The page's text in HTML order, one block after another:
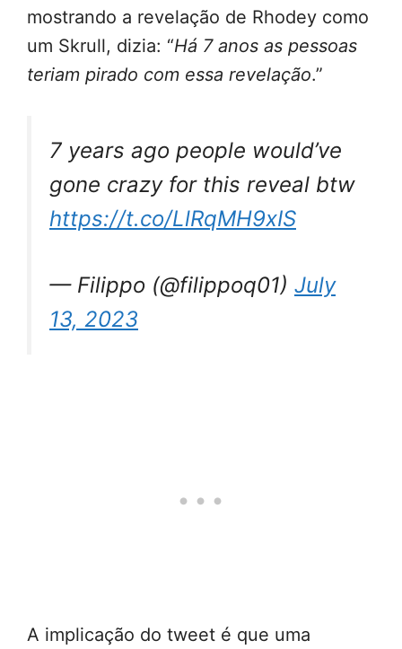
mostrando a revelação de Rhodey como
um Skrull, dizia: “Há 7 anos as pessoas
teriam pirado com essa revelação.”
7 years ago people would’ve
gone crazy for this reveal btw
https://t.co/LlRqMH9xIS
— Filippo (@filippoq01) July
13, 2023
A implicação do tweet é que uma